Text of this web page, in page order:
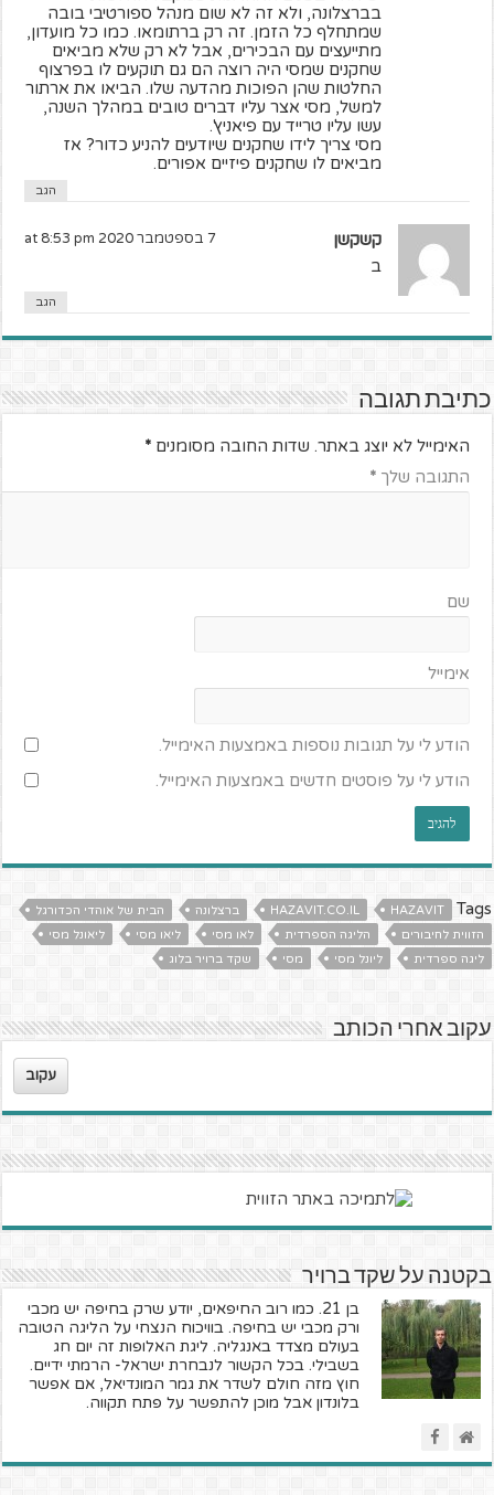
בברצלונה, ולא זה לא שום מנהל ספורטיבי בובה
שמתחלף כל הזמן. זה רק ברתומאו. כמו כל מועדון,
מתייעצים עם הבכירים, אבל לא רק שלא מביאים
שחקנים שמסי היה רוצה הם גם תוקעים לו בפרצוף
החלטות שהן הפוכות מהדעה שלו. הביאו את ארתור
למשל, מסי אצר עליו דברים טובים במהלך השנה,
עשו עליו טרייד עם פיאניץ'.
מסי צריך לידו שחקנים שיודעים להניע כדור? אז
מביאים לו שחקנים פיזיים אפורים.
הגב
קשקשן 7 בספטמבר 2020 at 8:53 pm
ב
הגב
כתיבת תגובה
האימייל לא יוצג באתר. שדות החובה מסומנים*
התגובה שלך*
שם
אימייל
הודע לי על תגובות נוספות באמצעות האימייל.
הודע לי על פוסטים חדשים באמצעות האימייל.
Tags
HAZAVIT
HAZAVIT.CO.IL ברצלונה
הבית של אוהדי הכדורגל
הזווית לחיבורים
הליגה הספרדית לאו מסי ליאו מסי
ליאונל מסי
ליגה ספרדית
ליונל מסי מסי שקד ברויר בלוג
עקוב אחרי הכותב
עקוב
בקטנה על שקד ברויר
בן 21. כמו רוב החיפאים, יודע שרק בחיפה יש מכבי
ורק מכבי יש בחיפה. בוויכוח הנצחי על הליגה הטובה
בעולם מצדד באנגליה. ליגת האלופות זה יום חג
בשבילי. בכל הקשור לנבחרת ישראל- הרמתי ידיים.
חוץ מזה חולם לשדר את גמר המונדיאל, אם אפשר
בלונדון אבל מוכן להתפשר על פתח תקווה.